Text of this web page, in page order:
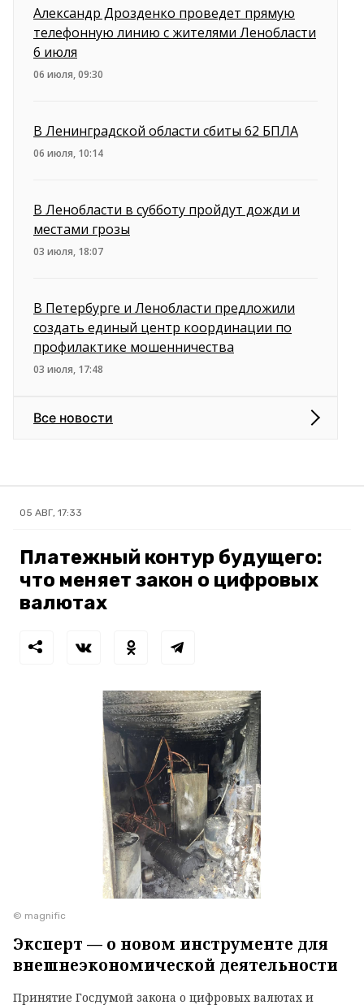
Александр Дрозденко проведет прямую
телефонную линию с жителями Ленобласти
6 июля
06 июля, 09:30
В Ленинградской области сбиты 62 БПЛА
06 июля, 10:14
В Ленобласти в субботу пройдут дожди и
местами грозы
03 июля, 18:07
В Петербурге и Ленобласти предложили
создать единый центр координации по
профилактике мошенничества
03 июля, 17:48
Все новости
05 АВГ, 17:33
Платежный контур будущего:
что меняет закон о цифровых
валютах
© magnific
Эксперт — о новом инструменте для
внешнеэкономической деятельности
Принятие Госдумой закона о цифровых валютах и